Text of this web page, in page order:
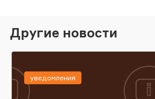
Другие новости
уведомления